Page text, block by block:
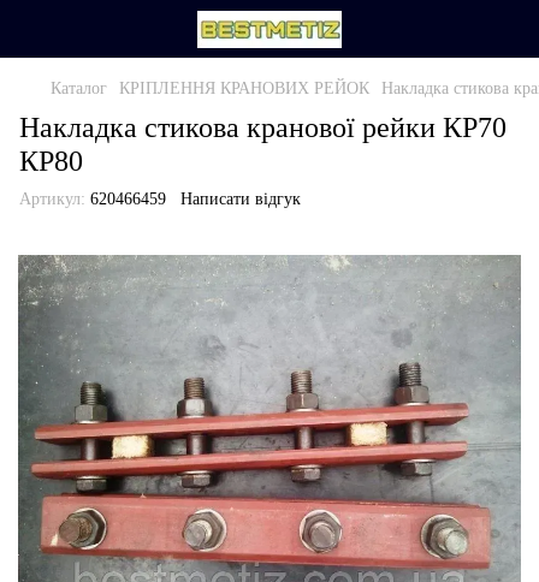
Каталог КРІПЛЕННЯ КРАНОВИХ РЕЙОК Накладка стикова
Накладка стикова кранової рейки КР70
КР80
Артикул: 620466459 Написати відгук